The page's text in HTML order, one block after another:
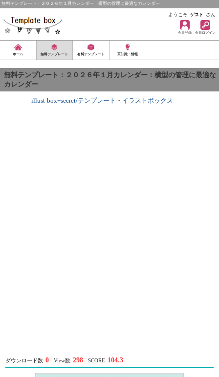
無料テンプレート：２０２６年１月カレンダー：横型の管理に最適なカレンダー
ようこそ ゲスト さん
会員登録 会員ログイン
ホーム 無料テンプレート 有料テンプレート 豆知識・情報
無料テンプレート：２０２６年１月カレンダー：横型の管理に最適な
カレンダー
illust-box+secret/テンプレート ・ イラストボックス
ダウンロード数 0 View数 298 SCORE 104.3